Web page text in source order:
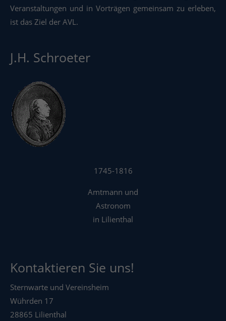
Veranstaltungen und in Vorträgen gemeinsam zu erleben,
ist das Ziel der AVL.
J.H. Schroeter
1745-1816
Amtmann und
Astronom
in Lilienthal
Kontaktieren Sie uns!
Sternwarte und Vereinsheim
Wührden 17
28865 Lilienthal